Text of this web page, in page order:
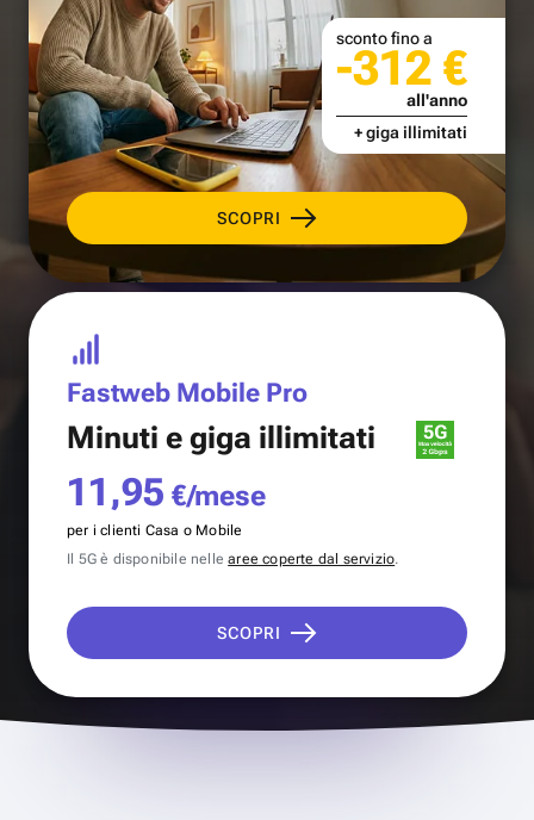
SCOPRI
sconto fino a
-312 €
all'anno
+ giga illimitati
Fastweb Mobile Pro
Minuti e giga illimitati
11,95 €/mese
per i clienti Casa o Mobile
Il 5G è disponibile nellearee coperte dal servizio.
SCOPRI